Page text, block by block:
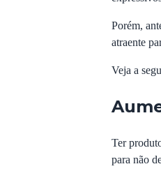
Porém,
atraente
Veja a
Ter
para não